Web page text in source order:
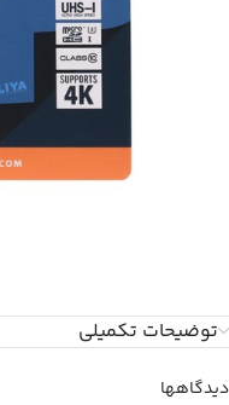
توضیحات تکمیلی
دیدگاهها